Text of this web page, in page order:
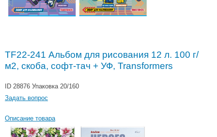
TF22-241 Альбом для рисования 12 л. 100 г/
м2, скоба, софт-тач + УФ, Transformers
ID 28876 Упаковка 20/160
Задать вопрос
Описание товара